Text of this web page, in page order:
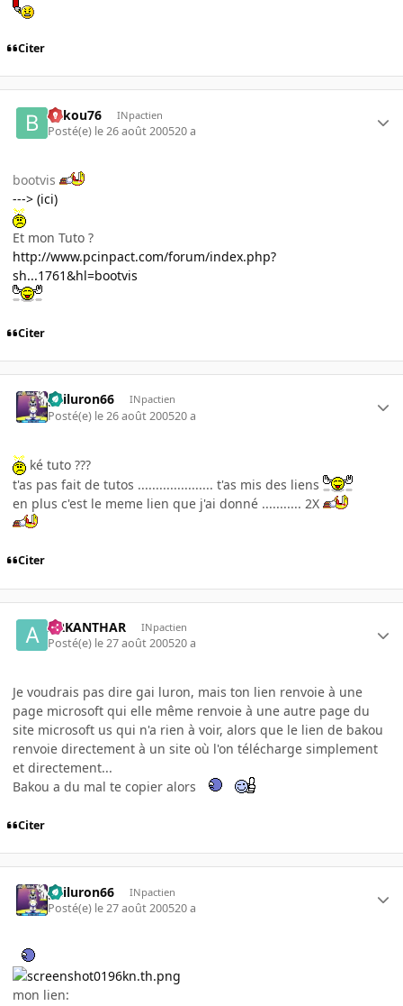
Citer
bakou76 INpactien
Posté(e) le 26 août 200520 a
bootvis
---> (ici)
Et mon Tuto ?
http://www.pcinpact.com/forum/index.php?
sh...1761&hl=bootvis
Citer
gailuron66 INpactien
Posté(e) le 26 août 200520 a
ké tuto ???
t'as pas fait de tutos ..................... t'as mis des liens
en plus c'est le meme lien que j'ai donné ........... 2X
Citer
ARKANTHAR INpactien
Posté(e) le 27 août 200520 a
Je voudrais pas dire gai luron, mais ton lien renvoie à une
page microsoft qui elle même renvoie à une autre page du
site microsoft us qui n'a rien à voir, alors que le lien de bakou
renvoie directement à un site où l'on télécharge simplement
et directement...
Bakou a du mal te copier alors
Citer
gailuron66 INpactien
Posté(e) le 27 août 200520 a
mon lien: